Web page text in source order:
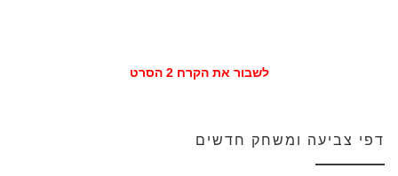
לשבור את הקרח 2 הסרט
דפי צביעה ומשחק חדשים